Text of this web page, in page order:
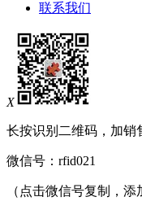
联系我们
X
长按识别二维码，加销
微信号： rfid021
（点击微信号复制，添